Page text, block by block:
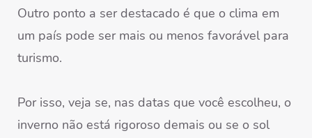
Outro ponto a ser destacado é que o clima em
um país pode ser mais ou menos favorável para
turismo.
Por isso, veja se, nas datas que você escolheu, o
inverno não está rigoroso demais ou se o sol